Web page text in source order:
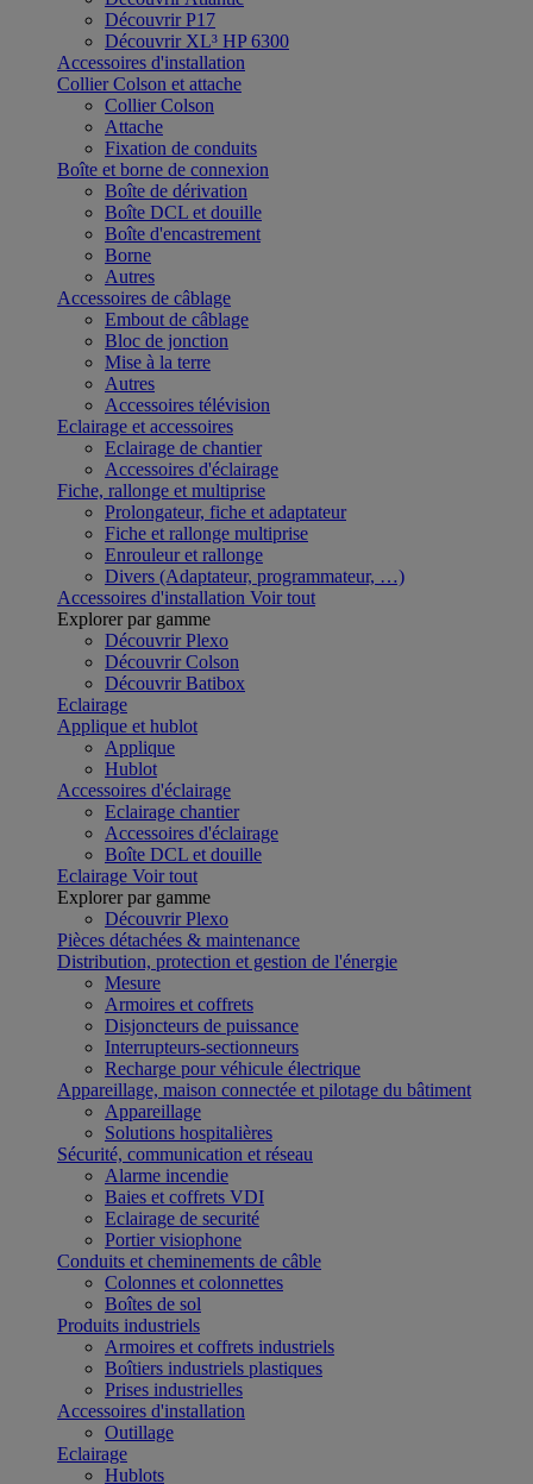
Découvrir P17
Découvrir XL³ HP 6300
Accessoires d'installation
Collier Colson et attache
Collier Colson
Attache
Fixation de conduits
Boîte et borne de connexion
Boîte de dérivation
Boîte DCL et douille
Boîte d'encastrement
Borne
Autres
Accessoires de câblage
Embout de câblage
Bloc de jonction
Mise à la terre
Autres
Accessoires télévision
Eclairage et accessoires
Eclairage de chantier
Accessoires d'éclairage
Fiche, rallonge et multiprise
Prolongateur, fiche et adaptateur
Fiche et rallonge multiprise
Enrouleur et rallonge
Divers (Adaptateur, programmateur, …)
Accessoires d'installation Voir tout
Explorer par gamme
Découvrir Plexo
Découvrir Colson
Découvrir Batibox
Eclairage
Applique et hublot
Applique
Hublot
Accessoires d'éclairage
Eclairage chantier
Accessoires d'éclairage
Boîte DCL et douille
Eclairage Voir tout
Explorer par gamme
Découvrir Plexo
Pièces détachées & maintenance
Distribution, protection et gestion de l'énergie
Mesure
Armoires et coffrets
Disjoncteurs de puissance
Interrupteurs-sectionneurs
Recharge pour véhicule électrique
Appareillage, maison connectée et pilotage du bâtiment
Appareillage
Solutions hospitalières
Sécurité, communication et réseau
Alarme incendie
Baies et coffrets VDI
Eclairage de securité
Portier visiophone
Conduits et cheminements de câble
Colonnes et colonnettes
Boîtes de sol
Produits industriels
Armoires et coffrets industriels
Boîtiers industriels plastiques
Prises industrielles
Accessoires d'installation
Outillage
Eclairage
Hublots